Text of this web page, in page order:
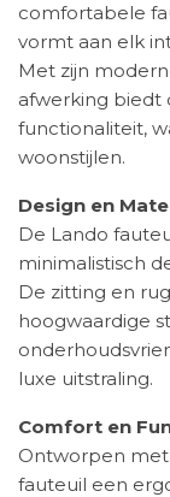
comfortabele
vormt aan elk
Met zijn
afwerking biedt
functionaliteit,
woonstijlen.
Design en
De Lando
minimalistisch
De zitting en
hoogwaardige
luxe uitstraling.
Comfort en
Ontworpen
fauteuil een